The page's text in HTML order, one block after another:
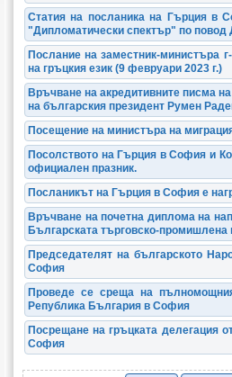
Статия на посланика на Гърция в
"Дипломатически спектър" по повод
Послание на заместник-министъра
на гръцкия език (9 февруари 2023 г.)
Връчване на акредитивните писма
на българския президент Румен
Посещение на министъра на
Посолството на Гърция в София и
официален празник.
Посланикът на Гърция в София е
Връчване на почетна диплома на
Българската търговско-промишлена
Председателят на българското
София
Проведе се среща на
Република България в София
Посрещане на гръцката делегация
София